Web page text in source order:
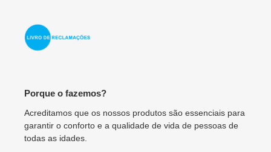
Porque o fazemos?
Acreditamos que os nossos produtos são essenciais para
garantir o conforto e a qualidade de vida de pessoas de
todas as idades.